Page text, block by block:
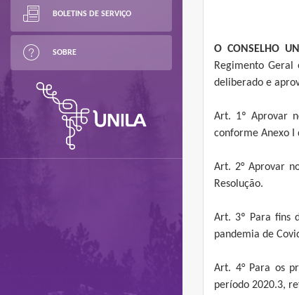
BOLETINS DE SERVIÇO
SOBRE O CONSELHO
Regimento
deliberado e
Art. 1º Aprovar
conforme Anexo I
Art. 2° Aprovar
Resolução.
Art. 3º Para fins
pandemia de
Art. 4° Para os
período 2020.3,